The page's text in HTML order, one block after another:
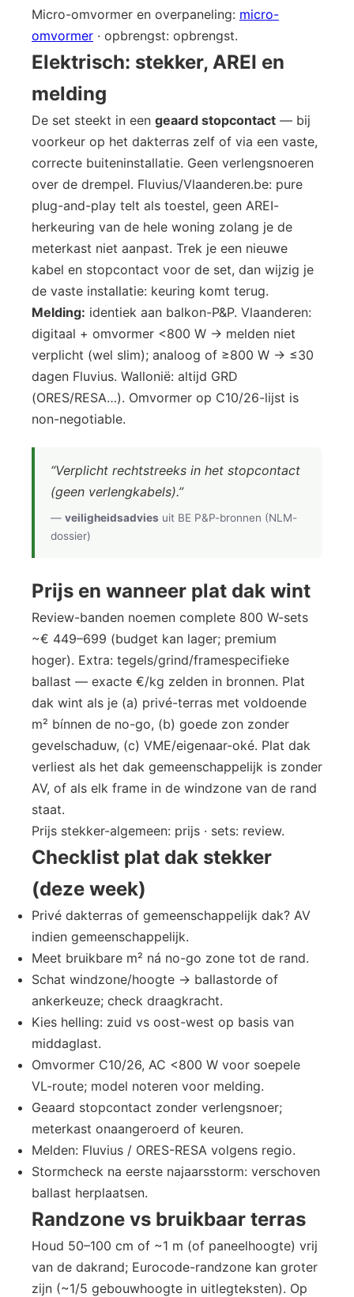
Micro-omvormer en overpaneling: micro-
omvormer · opbrengst: opbrengst.
Elektrisch: stekker, AREI en
melding
De set steekt in een geaard stopcontact — bij
voorkeur op het dakterras zelf of via een vaste,
correcte buiteninstallatie. Geen verlengsnoeren
over de drempel. Fluvius/Vlaanderen.be: pure
plug-and-play telt als toestel, geen AREI-
herkeuring van de hele woning zolang je de
meterkast niet aanpast. Trek je een nieuwe
kabel en stopcontact voor de set, dan wijzig je
de vaste installatie: keuring komt terug.
Melding: identiek aan balkon-P&P. Vlaanderen:
digitaal + omvormer <800 W → melden niet
verplicht (wel slim); analoog of ≥800 W → ≤30
dagen Fluvius. Wallonië: altijd GRD
(ORES/RESA…). Omvormer op C10/26-lijst is
non-negotiable.
“Verplicht rechtstreeks in het stopcontact
(geen verlengkabels).”
— veiligheidsadvies uit BE P&P-bronnen (NLM-
dossier)
Prijs en wanneer plat dak wint
Review-banden noemen complete 800 W-sets
~€ 449–699 (budget kan lager; premium
hoger). Extra: tegels/grind/framespecifieke
ballast — exacte €/kg zelden in bronnen. Plat
dak wint als je (a) privé-terras met voldoende
m² bínnen de no-go, (b) goede zon zonder
gevelschaduw, (c) VME/eigenaar-oké. Plat dak
verliest als het dak gemeenschappelijk is zonder
AV, of als elk frame in de windzone van de rand
staat.
Prijs stekker-algemeen: prijs · sets: review.
Checklist plat dak stekker
(deze week)
Privé dakterras of gemeenschappelijk dak? AV
indien gemeenschappelijk.
Meet bruikbare m² ná no-go zone tot de rand.
Schat windzone/hoogte → ballastorde of
ankerkeuze; check draagkracht.
Kies helling: zuid vs oost-west op basis van
middaglast.
Omvormer C10/26, AC <800 W voor soepele
VL-route; model noteren voor melding.
Geaard stopcontact zonder verlengsnoer;
meterkast onaangeroerd of keuren.
Melden: Fluvius / ORES-RESA volgens regio.
Stormcheck na eerste najaarsstorm: verschoven
ballast herplaatsen.
Randzone vs bruikbaar terras
Houd 50–100 cm of ~1 m (of paneelhoogte) vrij
van de dakrand; Eurocode-randzone kan groter
zijn (~1/5 gebouwhoogte in uitlegteksten). Op